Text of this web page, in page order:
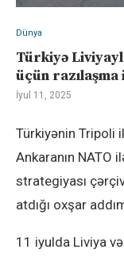
Dünya
Türkiyə
üçün razılaşma
İyul 11, 2025
Türkiyənin Tripoli
Ankaranın NATO
strategiyası
atdığı oxşar
11 iyulda Liviya